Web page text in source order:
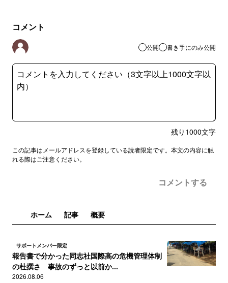
コメント
公開 書き手にのみ公開
残り 1000文字
この記事はメールアドレスを登録している読者限定です。本文の内容に触
れる際はご注意ください。
コメントする
ホーム 記事 概要
サポートメンバー限定
報告書で分かった同志社国際高の危機管理体制
の杜撰さ 事故のずっと以前か...
2026.08.06